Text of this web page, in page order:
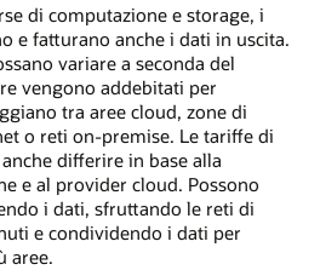
di computazione e storage, i
e fatturano anche i dati in uscita.
variare a seconda del
vengono addebitati per
tra aree cloud, zone di
o reti on-premise. Le tariffe di
differire in base alla
e al provider cloud. Possono
i dati, sfruttando le reti di
e condividendo i dati per
aree.